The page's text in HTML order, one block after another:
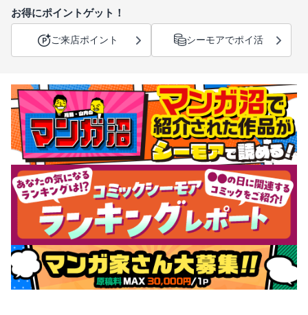
お得にポイントゲット！
ご来店ポイント シーモアでポイ活